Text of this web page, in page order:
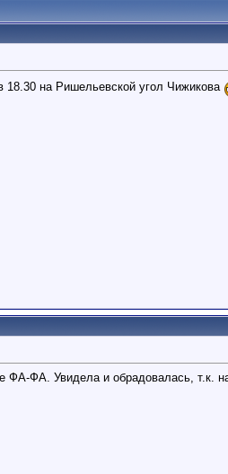
на Ришельевской угол Чижикова
ФА-ФА. Увидела и обрадовалась, т.к.